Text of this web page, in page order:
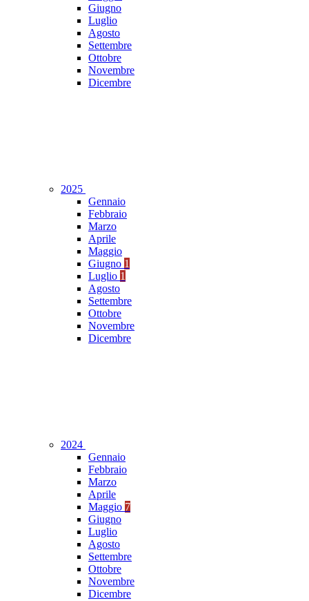
Giugno
Luglio
Agosto
Settembre
Ottobre
Novembre
Dicembre
2025
Gennaio
Febbraio
Marzo
Aprile
Maggio
Giugno 1
Luglio 1
Agosto
Settembre
Ottobre
Novembre
Dicembre
2024
Gennaio
Febbraio
Marzo
Aprile
Maggio 7
Giugno
Luglio
Agosto
Settembre
Ottobre
Novembre
Dicembre